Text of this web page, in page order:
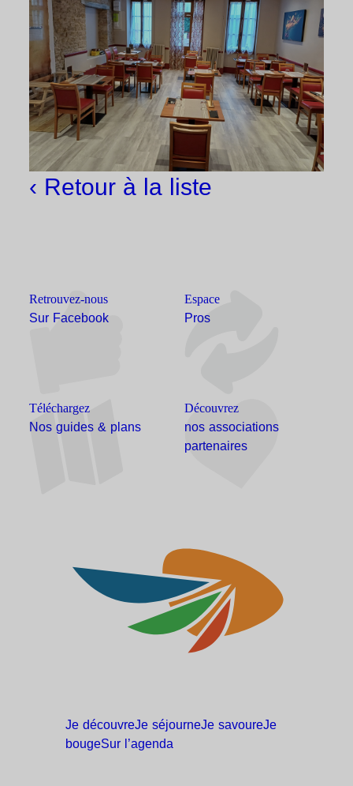
‹ Retour à la liste
Retrouvez-nous
Sur Facebook
Espace
Pros
Téléchargez
Nos guides & plans
Découvrez
nos associations
partenaires
Je découvreJe séjourneJe savoureJe
bougeSur l’agenda